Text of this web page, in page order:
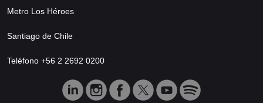
Metro Los Héroes
Santiago de Chile
Teléfono +56 2 2692 0200